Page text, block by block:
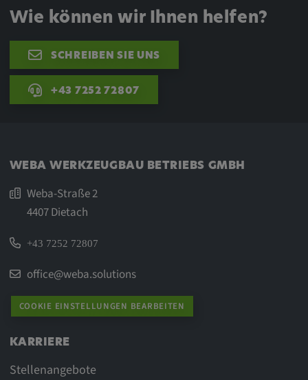
Wie können wir Ihnen helfen?
SCHREIBEN SIE UNS
+43 7252 72807
WEBA WERKZEUGBAU BETRIEBS GMBH
Weba-Straße 2
4407 Dietach
+43 7252 72807
office@weba.solutions
COOKIE EINSTELLUNGEN BEARBEITEN
KARRIERE
Stellenangebote